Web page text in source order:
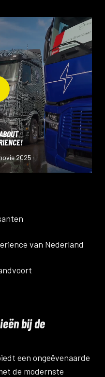
2025
van Nederland
bij de
een ongeëvenaarde
de modernste